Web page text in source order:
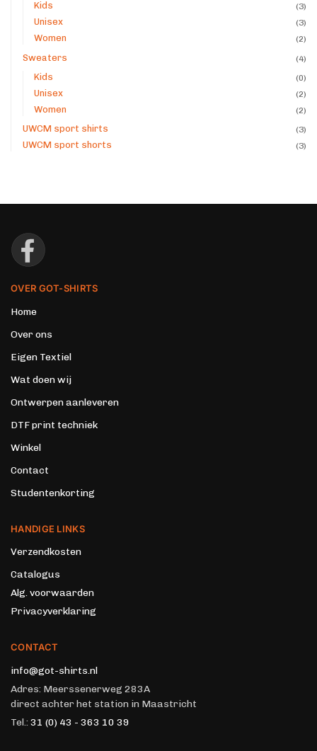
Kids (3)
Unisex (3)
Women (2)
Sweaters (4)
Kids (0)
Unisex (2)
Women (2)
UWCM sport shirts (3)
UWCM sport shorts (3)
OVER GOT-SHIRTS
Home
Over ons
Eigen Textiel
Wat doen wij
Ontwerpen aanleveren
DTF print techniek
Winkel
Contact
Studentenkorting
HANDIGE LINKS
Verzendkosten
Catalogus
Alg. voorwaarden
Privacyverklaring
CONTACT
info@got-shirts.nl
Adres: Meerssenerweg 283A
direct achter het station in Maastricht
Tel.:31 (0) 43 - 363 10 39